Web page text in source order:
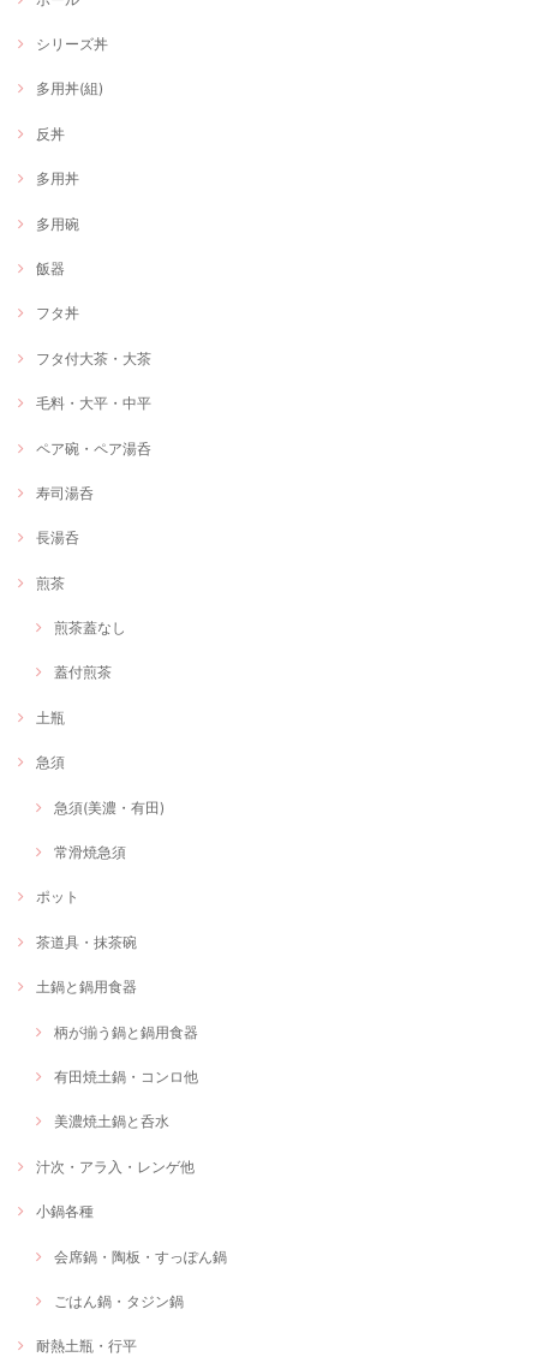
シリーズ丼
多用丼(組)
反丼
多用丼
多用碗
飯器
フタ丼
フタ付大茶・大茶
毛料・大平・中平
ペア碗・ペア湯呑
寿司湯呑
長湯呑
煎茶
煎茶蓋なし
蓋付煎茶
土瓶
急須
急須(美濃・有田)
常滑焼急須
ポット
茶道具・抹茶碗
土鍋と鍋用食器
柄が揃う鍋と鍋用食器
有田焼土鍋・コンロ他
美濃焼土鍋と呑水
汁次・アラ入・レンゲ他
小鍋各種
会席鍋・陶板・すっぽん鍋
ごはん鍋・タジン鍋
耐熱土瓶・行平